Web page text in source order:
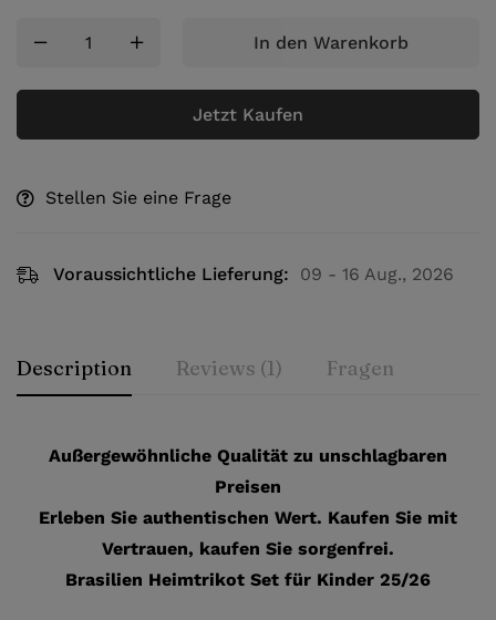
In den Warenkorb
Jetzt Kaufen
Stellen Sie eine Frage
Voraussichtliche Lieferung: 09 - 16 Aug., 2026
Description Reviews (1) Fragen
Außergewöhnliche Qualität zu unschlagbaren
Preisen
Erleben Sie authentischen Wert. Kaufen Sie mit
Vertrauen, kaufen Sie sorgenfrei.
Brasilien Heimtrikot Set für Kinder 25/26